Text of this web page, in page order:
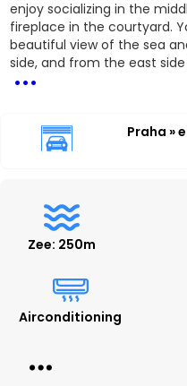
enjoy socializing in the
fireplace in the courtyard.
beautiful view of the sea
side, and from the east
...
Praha »
Zee: 250m
Airconditioning